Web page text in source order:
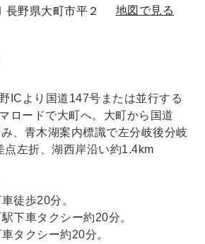
野県大町市平２
地図で見る
ICより国道147号または並行する
ロードで大町へ。大町から国道
、青木湖案内標識で左分岐後分岐
点左折、湖西岸沿い約1.4km
徒歩20分。
下車タクシー約20分。
タクシー約20分。